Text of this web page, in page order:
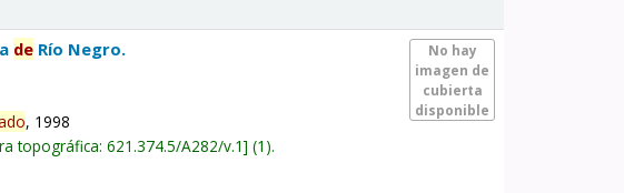
No hay
imagen de
cubierta
disponible
de Río Negro.
, 1998
topográfica:621.374.5/A282/v.1 (1).